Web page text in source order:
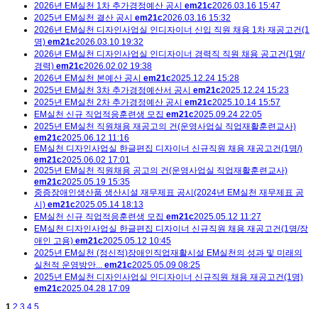
2026년 EM실천 1차 추가경정예산 공시 em21c2026.03.16 15:47
2025년 EM실천 결산 공시 em21c2026.03.16 15:32
2026년 EM실천 디자인사업실 인디자이너 신입 직원 채용 1차 재공고건(1
명) em21c2026.03.10 19:32
2026년 EM실천 디자인사업실 인디자이너 경력직 직원 채용 공고건(1명/
경력) em21c2026.02.02 19:38
2026년 EM실천 본예산 공시 em21c2025.12.24 15:28
2025년 EM실천 3차 추가경정예산서 공시 em21c2025.12.24 15:23
2025년 EM실천 2차 추가경정예산 공시 em21c2025.10.14 15:57
EM실천 신규 직업적응훈련생 모집 em21c2025.09.24 22:05
2025년 EM실천 직원채용 재공고의 건(운영사업실 직업재활훈련교사)
em21c2025.06.12 11:16
EM실천 디자인사업실 한글편집 디자이너 신규직원 채용 재공고건(1명/)
em21c2025.06.02 17:01
2025년 EM실천 직원채용 공고의 건(운영사업실 직업재활훈련교사)
em21c2025.05.19 15:35
중증장애인생산품 생산시설 재무제표 공시(2024년 EM실천 재무제표 공
시) em21c2025.05.14 18:13
EM실천 신규 직업적응훈련생 모집 em21c2025.05.12 11:27
EM실천 디자인사업실 한글편집 디자이너 신규직원 채용 재공고건(1명/장
애인 고용) em21c2025.05.12 10:45
2025년 EM실천 (정신적)장애인직업재활시설 EM실천의 성과 및 미래의
실천적 운영방안... em21c2025.05.09 08:25
2025년 EM실천 디자인사업실 인디자이너 신규직원 채용 재공고건(1명)
em21c2025.04.28 17:09
1 2 3 4 5